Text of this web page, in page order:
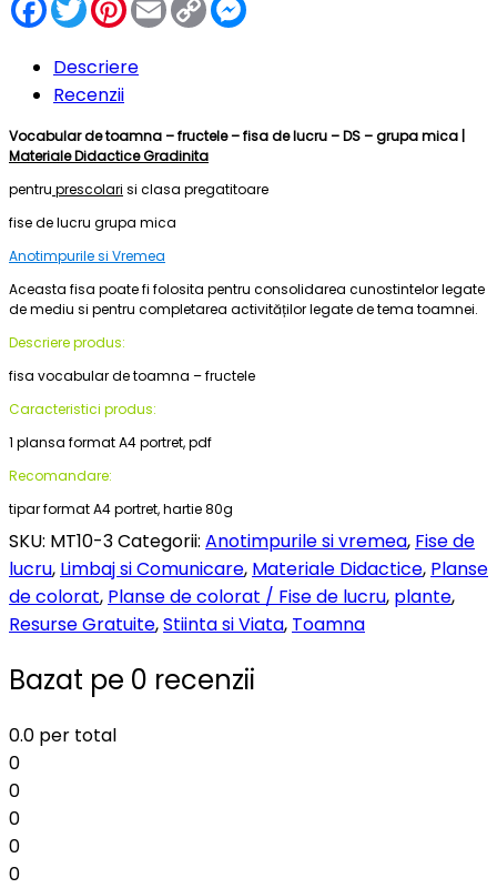
Link
Descriere
Recenzii
Vocabular de toamna – fructele – fisa de lucru – DS – grupa mica |
Materiale Didactice Gradinita
pentru prescolari si clasa pregatitoare
fise de lucru grupa mica
Anotimpurile si Vremea
Aceasta fisa poate fi folosita pentru consolidarea cunostintelor legate
de mediu si pentru completarea activităților legate de tema toamnei.
Descriere produs:
fisa vocabular de toamna – fructele
Caracteristici produs:
1 plansa format A4 portret, pdf
Recomandare:
tipar format A4 portret, hartie 80g
SKU: MT10-3Categorii: Anotimpurile si vremea, Fise de
lucru, Limbaj si Comunicare, Materiale Didactice, Planse
de colorat, Planse de colorat / Fise de lucru, plante,
Resurse Gratuite,Stiinta si Viata, Toamna
Bazat pe 0 recenzii
0.0 per total
0
0
0
0
0